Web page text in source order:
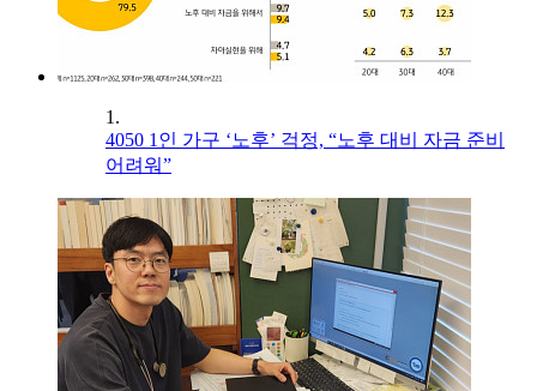
1.
4050 1인 가구 ‘노후’ 걱정, “노후 대비 자금 준비
어려워”